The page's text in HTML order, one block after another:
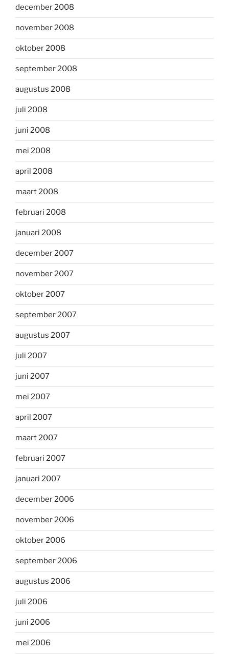
december 2008
november 2008
oktober 2008
september 2008
augustus 2008
juli 2008
juni 2008
mei 2008
april 2008
maart 2008
februari 2008
januari 2008
december 2007
november 2007
oktober 2007
september 2007
augustus 2007
juli 2007
juni 2007
mei 2007
april 2007
maart 2007
februari 2007
januari 2007
december 2006
november 2006
oktober 2006
september 2006
augustus 2006
juli 2006
juni 2006
mei 2006